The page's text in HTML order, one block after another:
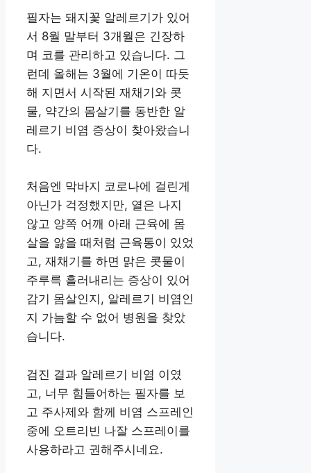
필자는 돼지꽃 알레르기가 있어
서 8월 말부터 3개월은 긴장하
며 코를 관리하고 있습니다. 그
런데 올해는 3월에 기온이 따듯
해 지면서 시작된 재채기와 콧
물, 약간의 몸살기를 동반한 알
레르기 비염 증상이 찾아왔습니
다.
처음엔 막바지 코로나에 걸린게
아닌가 걱정했지만, 열은 나지
않고 양쪽 어깨 아래 근육에 몸
살을 앓을 때처럼 근육통이 있었
고, 재채기를 하면 맑은 콧물이
주루륵 흘러내리는 증상이 있어
감기 몸살인지, 알레르기 비염인
지 가늠할 수 없어 병원을 찾았
습니다.
검진 결과 알레르기 비염 이였
고, 너무 힘들어하는 필자를 보
고 주사제와 함께 비염 스프레인
중에 오트리빈 나잘 스프레이를
사용하라고 권해주시네요.